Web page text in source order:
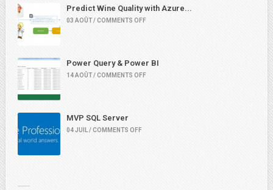
Predict Wine Quality with Azure...
03 AOÛT / COMMENTS OFF
Power Query & Power BI
14 AOÛT / COMMENTS OFF
MVP SQL Server
04 JUIL / COMMENTS OFF